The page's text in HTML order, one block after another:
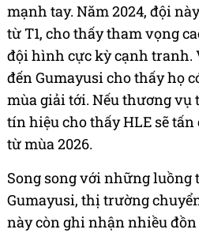
mạnh tay. Năm 2024, đội
từ T1, cho thấy tham vọng
đội hình cực kỳ cạnh tranh.
đến Gumayusi cho thấy họ
mùa giải tới. Nếu thương vụ
tín hiệu cho thấy HLE sẽ
từ mùa 2026.
Song song với những luồng
Gumayusi, thị trường
này còn ghi nhận nhiều đồn